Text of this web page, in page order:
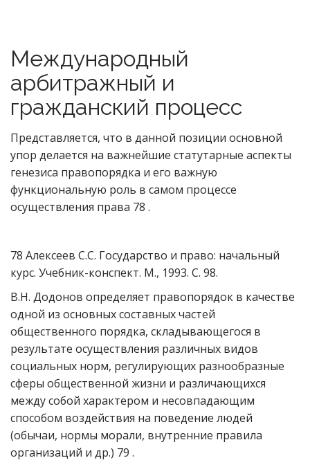
Международный
арбитражный и
гражданский процесс
Представляется, что в данной позиции основной
упор делается на важнейшие статутарные аспекты
генезиса правопорядка и его важную
функциональную роль в самом процессе
осуществления права 78 .
78 Алексеев С.С. Государство и право: начальный
курс. Учебник-конспект. М., 1993. С. 98.
В.Н. Додонов определяет правопорядок в качестве
одной из основных составных частей
общественного порядка, складывающегося в
результате осуществления различных видов
социальных норм, регулирующих разнообразные
сферы общественной жизни и различающихся
между собой характером и несовпадающим
способом воздействия на поведение людей
(обычаи, нормы морали, внутренние правила
организаций и др.) 79 .